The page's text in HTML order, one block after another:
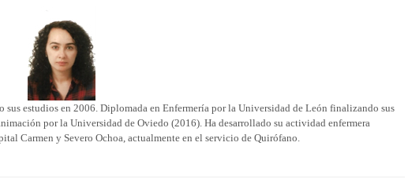
estudios en 2006. Diplomada en Enfermería por la Universidad de León finalizando sus
por la Universidad de Oviedo (2016). Ha desarrollado su actividad enfermera
Carmen y Severo Ochoa, actualmente en el servicio de Quirófano.